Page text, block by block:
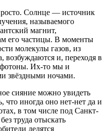
Солнце — источник
называемого
магнит,
его частицы. В моменты
молекулы газов, из
возбуждаются и, переходя в
фотоны. Их-то мы и
звёздными ночами.
сияние можно увидеть
что иногда оно нет-нет да и
в том числе под Санкт-
труда отыскать
делятся